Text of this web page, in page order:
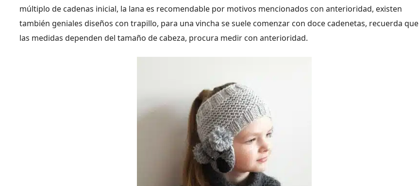
múltiplo de cadenas inicial, la lana es recomendable por motivos mencionados con anterioridad, existen
también geniales diseños con trapillo, para una vincha se suele comenzar con doce cadenetas, recuerda que
las medidas dependen del tamaño de cabeza, procura medir con anterioridad.